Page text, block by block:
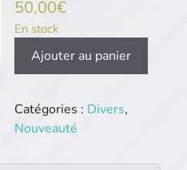
50,00€
En stock
quantité
Ajouter au panier
Catégories : Divers,
Nouveauté